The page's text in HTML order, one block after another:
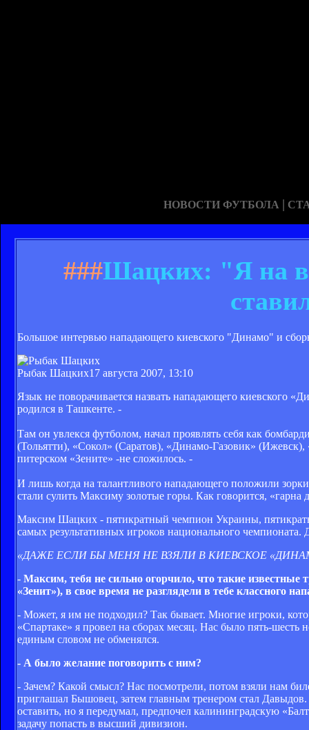
НОВОСТИ ФУТБОЛА |
###Шацких: "Я на
Большое интервью нападающего киевского "Динамо" и
Рыбак Шацких17 августа 2007, 13:10
Язык не поворачивается назвать нападающего киевского
родился в Ташкенте. -
Там он увлекся футболом, начал проявлять себя как
(Тольятти), «Сокол» (Саратов), «Динамо-Газовик»
питерском «Зените» -не сложилось. -
И лишь когда на талантливого нападающего положили
стали сулить Максиму золотые горы. Как говорится, «гарна
Максим Шацких - пятикратный чемпион Украины,
самых результативных игроков национального
«ДАЖЕ ЕСЛИ БЫ МЕНЯ НЕ ВЗЯЛИ В КИЕВСКОЕ
- Максим, тебя не сильно огорчило, что такие
«Зенит»), в свое время не разглядели в тебе классного
- Может, я им не подходил? Так бывает. Многие игроки,
«Спартаке» я провел на сборах месяц. Нас было пять-
единым словом не обменялся.
- А было желание поговорить с ним?
- Зачем? Какой смысл? Нас посмотрели, потом взяли нам
приглашал Бышовец, затем главным тренером стал
оставить, но я передумал, предпочел калининградскую
задачу попасть в высший дивизион.